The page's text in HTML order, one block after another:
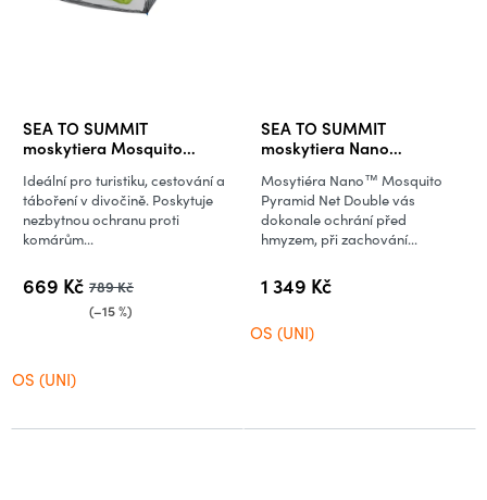
SEA TO SUMMIT
moskytiera Mosquito
669 Kč 789 Kč
(–15 %)
Ideální pro turistiku, cestování a
táboření v divočině. Poskytuje
nezbytnou ochranu proti
komárům...
OS (UNI)
SEA TO SUMMIT
moskytiera Nano
Double
1 349 Kč
Mosytiéra Nano™ Mosquito
Pyramid Net Double vás
dokonale ochrání před
hmyzem, při zachování...
OS (UNI)